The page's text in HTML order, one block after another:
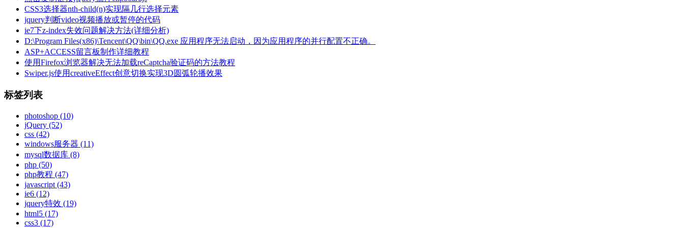
CSS3选择器nth-child(n)实现隔几行选择元素
jquery判断video视频播放或暂停的代码
ie7下z-index失效问题解决方法(详细分析)
D:\Program Files(x86)\Tencent\QQ\bin\QQ.exe 应用程序无法启动，因为应用程序的并行配置不正确。
ASP+ACCESS留言板制作详细教程
使用Firefox浏览器解决无法加载reCaptcha验证码的方法教程
Swiper.js使用creativeEffect创意切换实现3D圆弧轮播效果
标签列表
photoshop (10)
jQuery (52)
css (42)
windows服务器 (11)
mysql数据库 (8)
php (50)
php教程 (47)
javascript (43)
ie6 (12)
jquery特效 (19)
html5 (17)
css3 (17)